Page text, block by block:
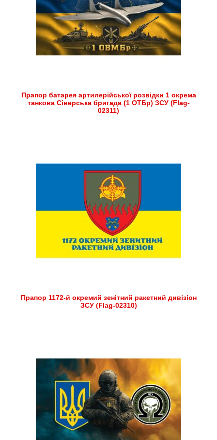
Прапор батарея артилерійської розвідки 1 окрема
танкова Сіверська бригада (1 ОТБр) ЗСУ (Flag-
02311)
Прапор 1172-й окремий зенітний ракетний дивізіон
ЗСУ (Flag-02310)